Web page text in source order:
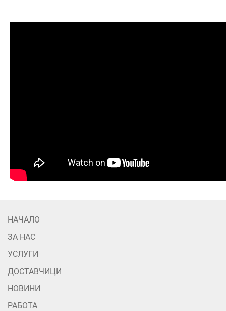
НАЧАЛО
ЗА НАС
УСЛУГИ
ДОСТАВЧИЦИ
НОВИНИ
РАБОТА